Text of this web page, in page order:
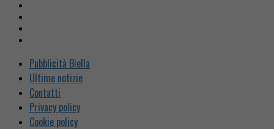
Pubblicità Biella
Ultime notizie
Contatti
Privacy policy
Cookie policy